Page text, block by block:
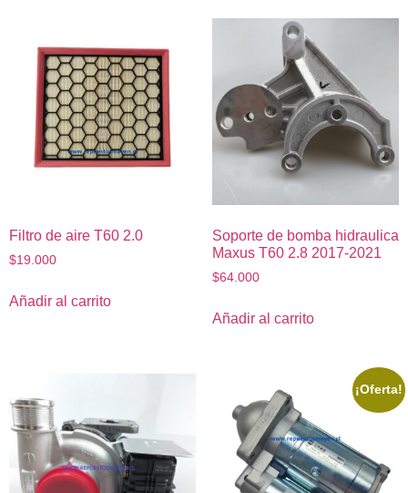
Filtro de aire T60 2.0
$19.000
Añadir al carrito
Soporte de bomba hidraulica
Maxus T60 2.8 2017-2021
$64.000
Añadir al carrito
¡Oferta!